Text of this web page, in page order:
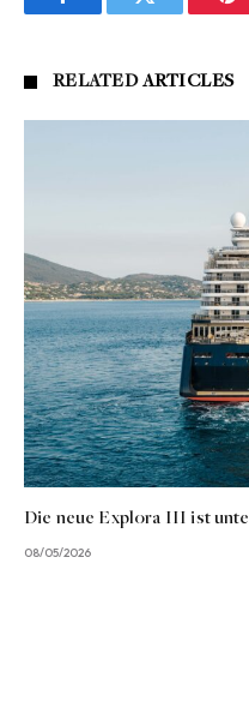
FacebookTwitter
RELATEDARTICLES
Die neue Explora III ist
08/05/2026